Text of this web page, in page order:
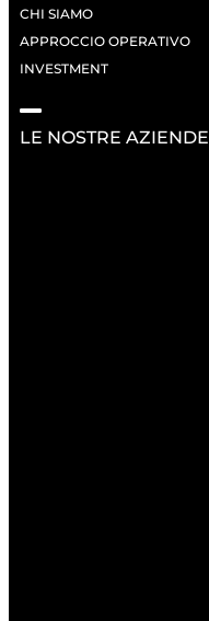
CHI SIAMO
APPROCCIO OPERATIVO
INVESTMENT
LE NOSTRE AZIENDE